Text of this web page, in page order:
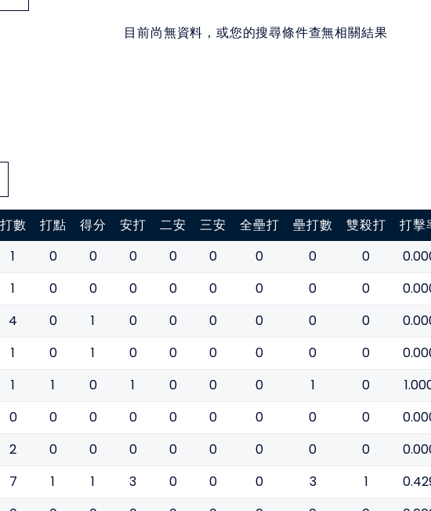
目前尚無資料，或您的搜尋條件查無相關結果
打數 打點 得分 安打 二安 三安 全壘打 壘打數 雙殺打 打擊
1 0 0 0 0 0 0 0 0
1 0 0 0 0 0 0 0 0
4 0 1 0 0 0 0 0 0
1 0 1 0 0 0 0 0 0
1 1 0 1 0 0 0 1 0
0 0 0 0 0 0 0 0 0
2 0 0 0 0 0 0 0 0
7 1 1 3 0 0 0 3 1